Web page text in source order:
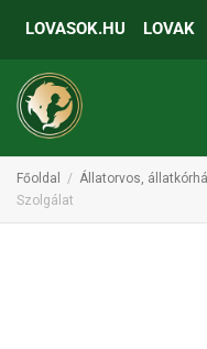
LOVASOK.HU LOVAK
Főoldal Állatorvos,
Szolgálat